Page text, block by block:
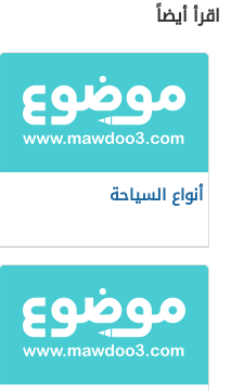
اقرأ أيضاً
أنواع السياحة